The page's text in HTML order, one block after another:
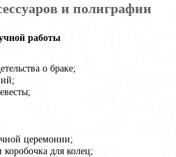
и полиграфии
работы
о браке;
церемонии;
для колец;